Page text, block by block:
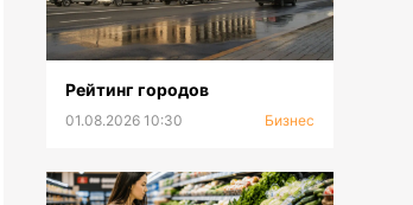
Рейтинг городов
01.08.2026 10:30 Бизнес